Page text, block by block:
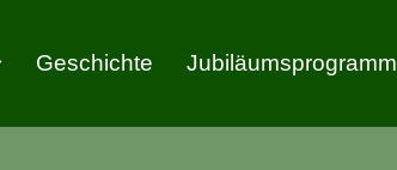
Geschichte Jubiläumsprogramm